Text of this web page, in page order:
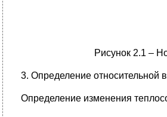
Рисунок 2.1 –
3. Определение относительной
Определение изменения